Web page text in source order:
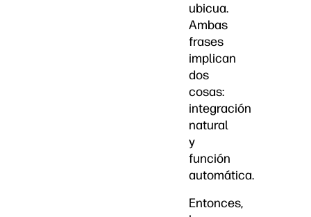
ubicua.
Ambas
frases
implican
dos
cosas:
integración
natural
y
función
automática.
Entonces,